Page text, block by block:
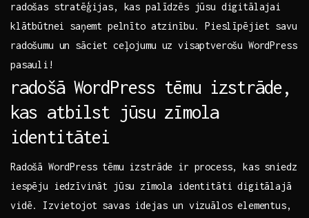
radošas stratēģijas, kas palīdzēs jūsu digitālajai
⁣klātbūtnei saņemt pelnīto atzinību. Pieslīpējiet savu
radošumu un sāciet ceļojumu uz visaptverošu WordPress
pasauli!
radošā WordPress tēmu izstrāde,
kas atbilst jūsu zīmola
identitātei
Radošā WordPress tēmu izstrāde ir process, kas⁣ sniedz‌
iespēju iedzīvināt jūsu zīmola identitāti digitālajā
vidē. Izvietojot savas idejas un vizuālos elementus,